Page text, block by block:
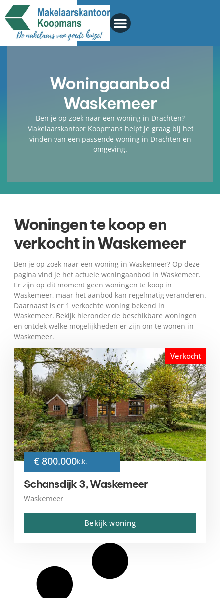
Woningaanbod
Waskemeer
Ben je op zoek naar een woning in Drachten?
Makelaarskantoor Koopmans helpt je graag bij het
vinden van een passende woning in Drachten en
omgeving.
Woningen te koop en
verkocht in Waskemeer
Ben je op zoek naar een woning in Waskemeer? Op deze
pagina vind je het actuele woningaanbod in Waskemeer.
Er zijn op dit moment geen woningen te koop in
Waskemeer, maar het aanbod kan regelmatig veranderen.
Daarnaast is er 1 verkochte woning bekend in
Waskemeer. Bekijk hieronder de beschikbare woningen
en ontdek welke mogelijkheden er zijn om te wonen in
Waskemeer.
Verkocht
€ 800.000k.k.
Schansdijk 3, Waskemeer
Waskemeer
Bekijk woning